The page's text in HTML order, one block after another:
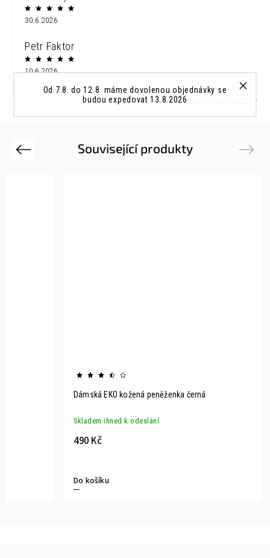
Od 7.8. do 12.8. máme dovolenou objednávky se
budou expedovat 13.8.2026
30.6.2026
Petr Faktor
10.6.2026
Zobrazit další hodnocení
Související produkty
Previous
Dámská EKO kožená peněženka černá
Skladem ihned k odeslání
490 Kč
Do košíku
Next